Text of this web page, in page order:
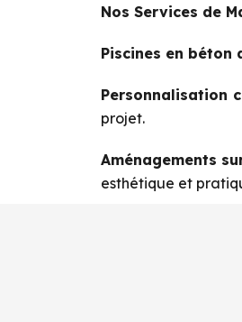
Nos Services de
Piscines en béton
Personnalisation
projet.
Aménagements
esthétique et